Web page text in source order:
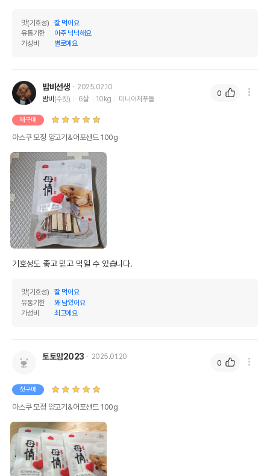
맛(기호성)
잘 먹어요
유통기한
아주 넉넉해요
가성비
별로예요
밤비선생
2025.02.10
밤비 (수컷) 6살 10kg 미니어처푸들
재구매
아스쿠 모정 양고기&어포샌드 100g
기호성도 좋고 믿고 먹일 수 있습니다.
맛(기호성)
잘 먹어요
유통기한
꽤 남았어요
가성비
최고에요
0
토토맘2023 2025.01.20
첫구매
아스쿠 모정 양고기&어포샌드 100g
0